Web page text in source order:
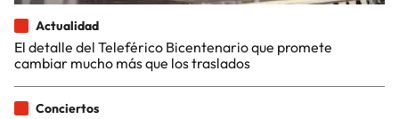
Actualidad
El detalle del Teleférico Bicentenario que promete
cambiar mucho más que los traslados
Conciertos